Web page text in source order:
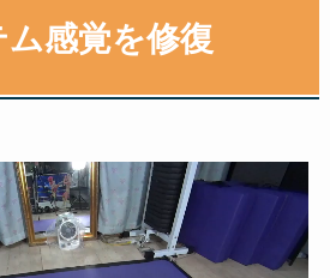
感覚を修復